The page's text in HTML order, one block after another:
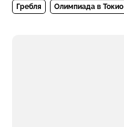
Гребля Олимпиада в Токио